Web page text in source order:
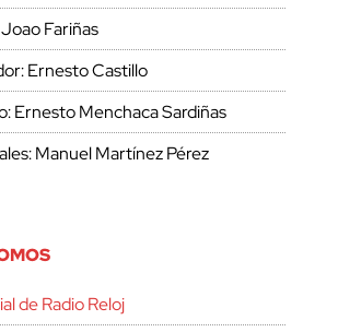
Fariñas
Ernesto Castillo
Ernesto Menchaca Sardiñas
Manuel Martínez Pérez
de Radio Reloj